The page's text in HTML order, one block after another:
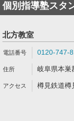
個別指導塾スタ
北方教室
0120-747-
岐阜県本巣
樽見鉄道樽